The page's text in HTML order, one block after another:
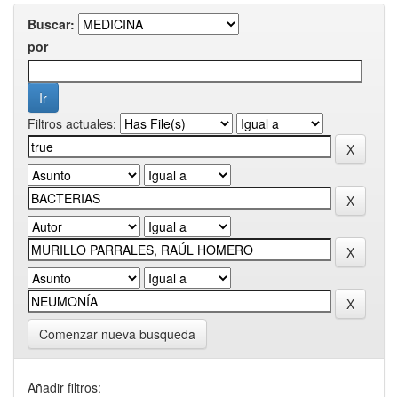
Buscar:
por
Filtros actuales:
Comenzar nueva busqueda
Añadir filtros: